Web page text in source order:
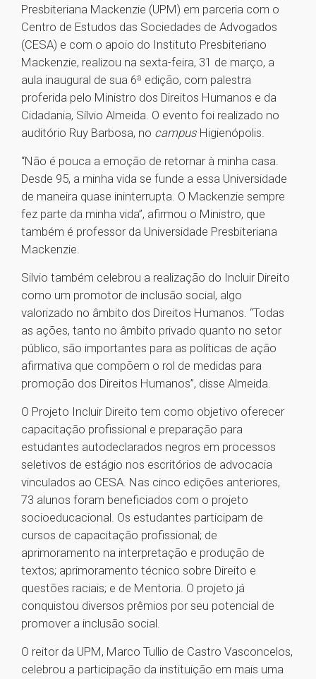
Presbiteriana Mackenzie (UPM) em parceria com o
Centro de Estudos das Sociedades de Advogados
(CESA) e com o apoio do Instituto Presbiteriano
Mackenzie, realizou na sexta-feira, 31 de março, a
aula inaugural de sua 6ª edição, com palestra
proferida pelo Ministro dos Direitos Humanos e da
Cidadania, Sílvio Almeida. O evento foi realizado no
auditório Ruy Barbosa, no campus Higienópolis.
“Não é pouca a emoção de retornar à minha casa.
Desde 95, a minha vida se funde a essa Universidade
de maneira quase ininterrupta. O Mackenzie sempre
fez parte da minha vida”, afirmou o Ministro, que
também é professor da Universidade Presbiteriana
Mackenzie.
Silvio também celebrou a realização do Incluir Direito
como um promotor de inclusão social, algo
valorizado no âmbito dos Direitos Humanos. “Todas
as ações, tanto no âmbito privado quanto no setor
público, são importantes para as políticas de ação
afirmativa que compõem o rol de medidas para
promoção dos Direitos Humanos”, disse Almeida.
O Projeto Incluir Direito tem como objetivo oferecer
capacitação profissional e preparação para
estudantes autodeclarados negros em processos
seletivos de estágio nos escritórios de advocacia
vinculados ao CESA. Nas cinco edições anteriores,
73 alunos foram beneficiados com o projeto
socioeducacional. Os estudantes participam de
cursos de capacitação profissional; de
aprimoramento na interpretação e produção de
textos; aprimoramento técnico sobre Direito e
questões raciais; e de Mentoria. O projeto já
conquistou diversos prêmios por seu potencial de
promover a inclusão social.
O reitor da UPM, Marco Tullio de Castro Vasconcelos,
celebrou a participação da instituição em mais uma